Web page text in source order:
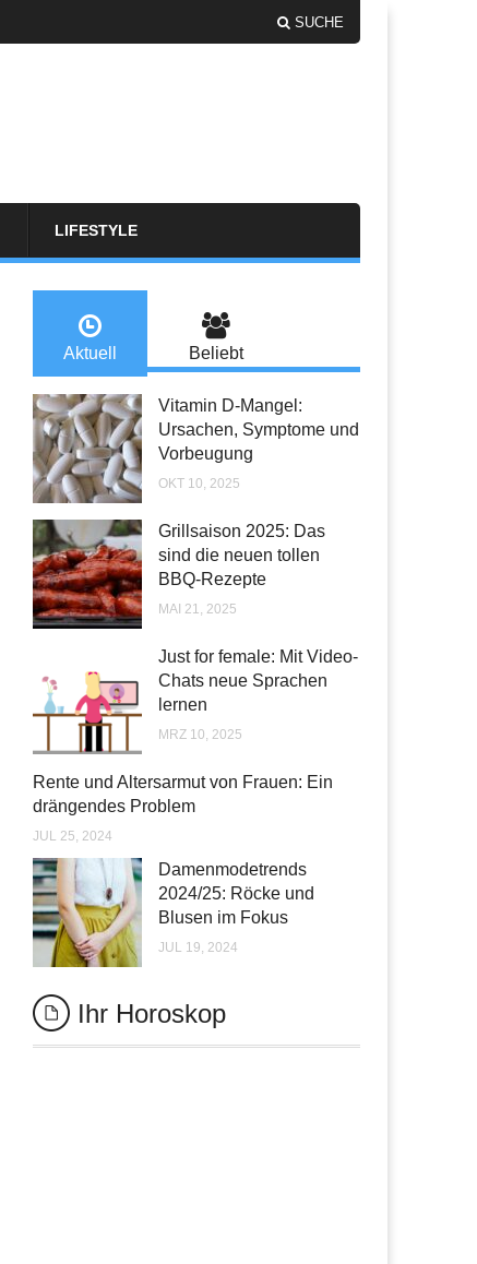
SUCHE
LIFESTYLE
Aktuell Beliebt
Vitamin D-Mangel:
Ursachen, Symptome und
Vorbeugung
OKT 10, 2025
Grillsaison 2025: Das
sind die neuen tollen
BBQ-Rezepte
MAI 21, 2025
Just for female: Mit Video-
Chats neue Sprachen
lernen
MRZ 10, 2025
Rente und Altersarmut von Frauen: Ein
drängendes Problem
JUL 25, 2024
Damenmodetrends
2024/25: Röcke und
Blusen im Fokus
JUL 19, 2024
Ihr Horoskop